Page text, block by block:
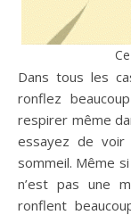
Dans tous les
ronflez
respirer même
essayez de voir
sommeil. Même
n’est pas une
ronflent